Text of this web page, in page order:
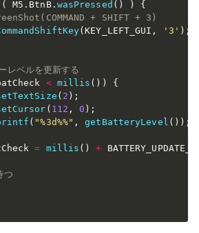
( M5 . BtnB. wasPressed ( ) )
{
+ SHIFT + 3)
(KEY_LEFT_GUI , '3' ) ;
ベルを更新する
< millis ( ) )
{
( 2 ) ;
( 112 , 0 ) ;
( "%3d%%" , getBatteryLevel ( ) ) ;
= millis ( ) +
つ